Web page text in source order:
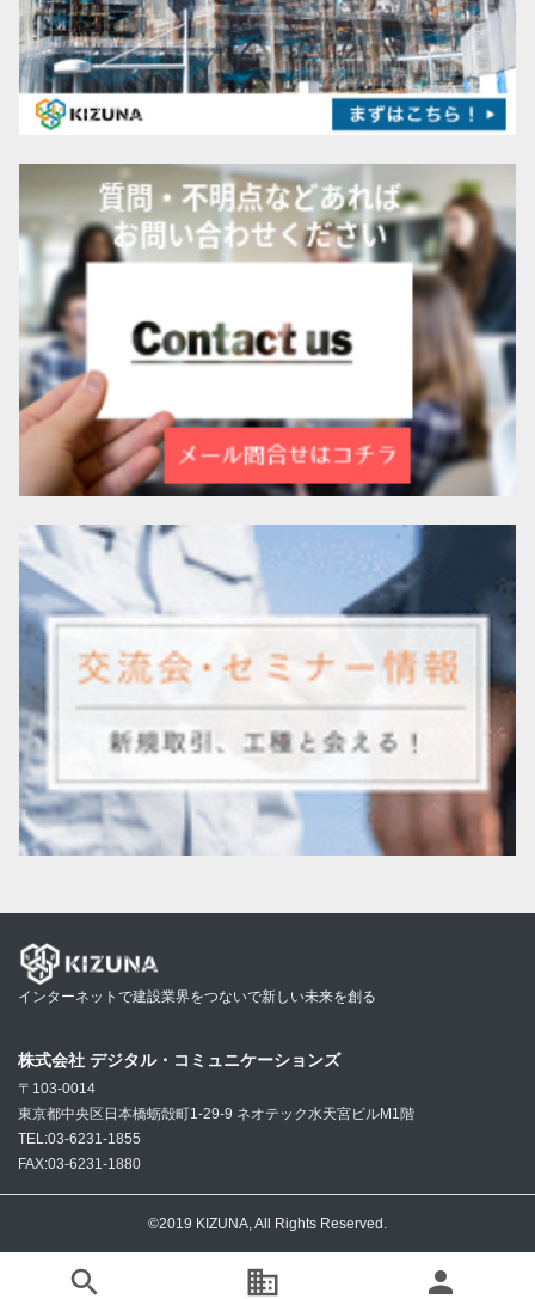
search business person
インターネットで建設業界をつないで新しい未来を創る
株式会社 デジタル・コミュニケーションズ
〒103-0014
東京都中央区日本橋蛎殻町1-29-9 ネオテック水天宮ビルM1階
TEL:03-6231-1855
FAX:03-6231-1880
©2019 KIZUNA, All Rights Reserved.